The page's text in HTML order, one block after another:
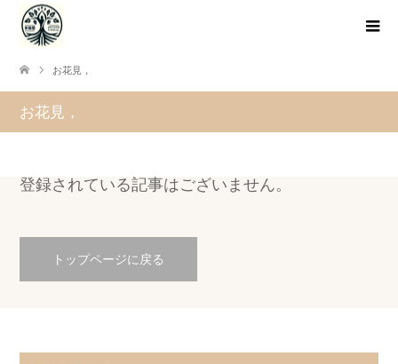
お花見，
お花見，
登録されている記事はございません。
トップページに戻る